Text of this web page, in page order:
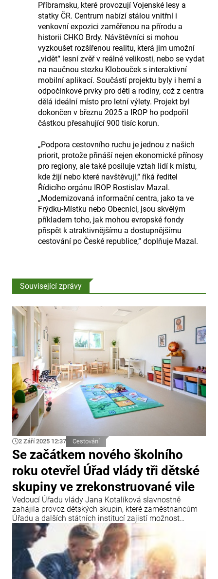
Příbramsku, které provozují Vojenské lesy a
statky ČR. Centrum nabízí stálou vnitřní i
venkovní expozici zaměřenou na přírodu a
historii CHKO Brdy. Návštěvníci si mohou
vyzkoušet rozšířenou realitu, která jim umožní
„vidět“ lesní zvěř v reálné velikosti, nebo se vydat
na naučnou stezku Klobouček s interaktivní
mobilní aplikací. Součástí projektu byly i herní a
odpočinkové prvky pro děti a rodiny, což z centra
dělá ideální místo pro letní výlety. Projekt byl
dokončen v březnu 2025 a IROP ho podpořil
částkou přesahující 900 tisíc korun.
„Podpora cestovního ruchu je jednou z našich
priorit, protože přináší nejen ekonomické přínosy
pro regiony, ale také posiluje vztah lidí k místu,
kde žijí nebo které navštěvují,“ říká ředitel
Řídicího orgánu IROP Rostislav Mazal.
„Modernizovaná informační centra, jako ta ve
Frýdku-Místku nebo Obecnici, jsou skvělým
příkladem toho, jak mohou evropské fondy
přispět k atraktivnějšímu a dostupnějšímu
cestování po České republice,“ doplňuje Mazal.
Související zprávy
2 Září 2025 12:37 Cestování
Se začátkem nového školního
roku otevřel Úřad vlády tři dětské
skupiny ve zrekonstruované vile
Vedoucí Úřadu vlády Jana Kotalíková slavnostně
zahájila provoz dětských skupin, které zaměstnancům
Úřadu a dalších státních institucí zajistí možnost
pravidelné péče o děti již od 6 měsíců až po zahájení
povinné školní docházky. Fungování dětských skupin
umožní lepší sladění osobního života a profesního
života zaměstnanců.